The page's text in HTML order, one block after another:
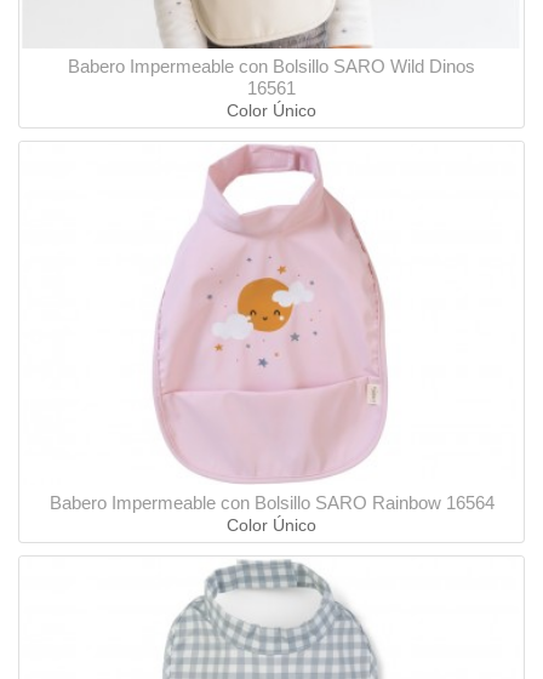
Babero Impermeable con Bolsillo SARO Wild Dinos
16561
Color Único
Babero Impermeable con Bolsillo SARO Rainbow 16564
Color Único